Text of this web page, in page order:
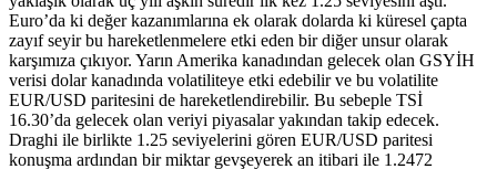
Euro’da ki değer kazanımlarına ek olarak dolarda ki küresel çapta
zayıf seyir bu hareketlenmelere etki eden bir diğer unsur olarak
karşımıza çıkıyor. Yarın Amerika kanadından gelecek olan GSYİH
verisi dolar kanadında volatiliteye etki edebilir ve bu volatilite
EUR/USD paritesini de hareketlendirebilir. Bu sebeple TSİ
16.30’da gelecek olan veriyi piyasalar yakından takip edecek.
Draghi ile birlikte 1.25 seviyelerini gören EUR/USD paritesi
konuşma ardından bir miktar gevşeyerek an itibari ile 1.2472